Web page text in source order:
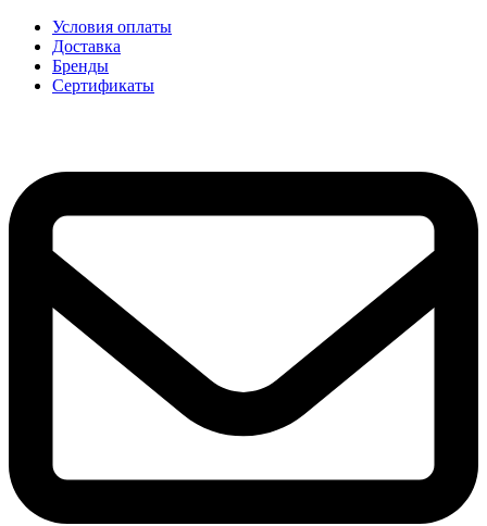
Условия оплаты
Доставка
Бренды
Сертификаты